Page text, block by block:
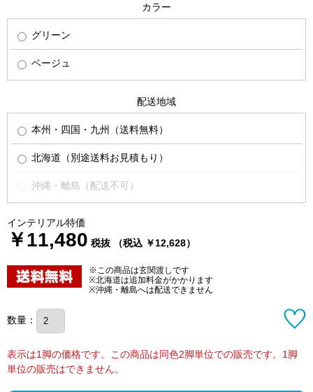
カラー
グリーン
ベージュ
配送地域
本州・四国・九州（送料無料）
北海道（別途送料お見積もり）
沖縄・離島（配送不可）
インテリアル特価
￥11,480 税抜 （税込 ￥12,628）
※この商品は玄関渡しです
※北海道は追加料金がかかります
※沖縄・離島へは配送できません
数量：
表示は1脚の価格です。この商品は同色2脚単位での販売です。1脚
単位の販売はできません。